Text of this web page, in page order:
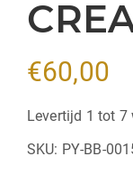
€60,00
Levertijd 1 tot 7
SKU: PY-BB-